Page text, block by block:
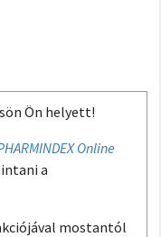
Ön helyett!
Online
a
mostantól